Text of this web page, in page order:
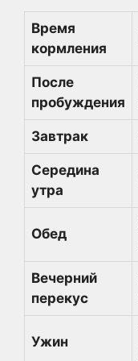
Время
кормления
После
пробуждения
Завтрак
Середина
утра
Обед
Вечерний
перекус
Ужин